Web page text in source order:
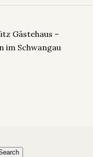
Gästehaus –
im Schwangau